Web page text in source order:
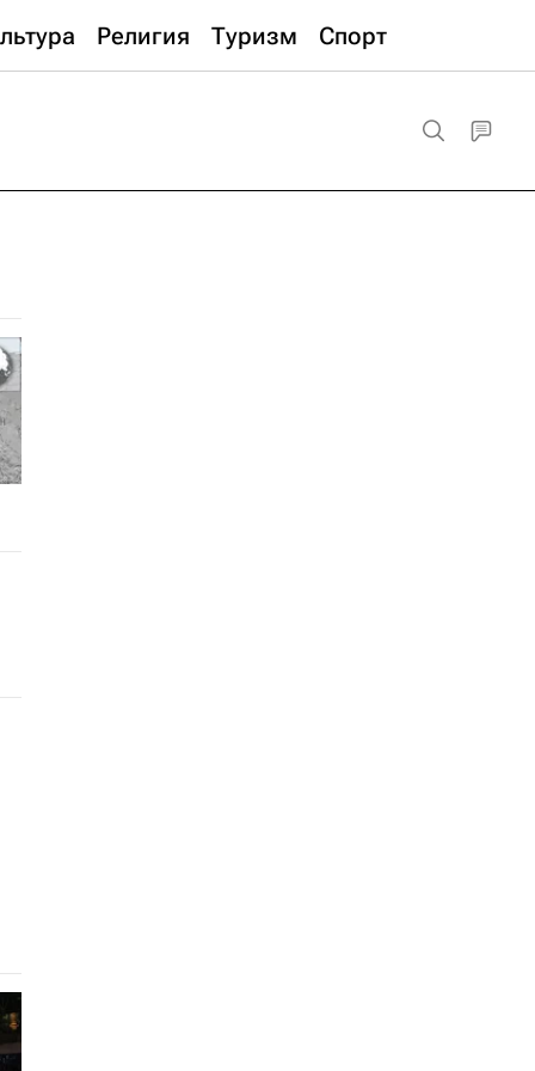
Религия Туризм Спорт